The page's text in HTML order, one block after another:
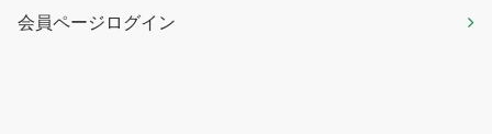
会員ページログイン